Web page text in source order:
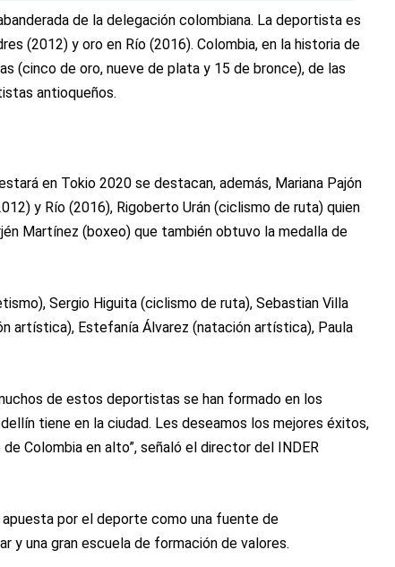
de la delegación colombiana. La deportista es
(2012) y oro en Río (2016). Colombia, en la historia de
(cinco de oro, nueve de plata y 15 de bronce), de las
antioqueños.
en Tokio 2020 se destacan, además, Mariana Pajón
y Río (2016), Rigoberto Urán (ciclismo de ruta) quien
Martínez (boxeo) que también obtuvo la medalla de
Sergio Higuita (ciclismo de ruta), Sebastian Villa
artística), Estefanía Álvarez (natación artística), Paula
de estos deportistas se han formado en los
tiene en la ciudad. Les deseamos los mejores éxitos,
Colombia en alto”, señaló el director del INDER
por el deporte como una fuente de
y una gran escuela de formación de valores.